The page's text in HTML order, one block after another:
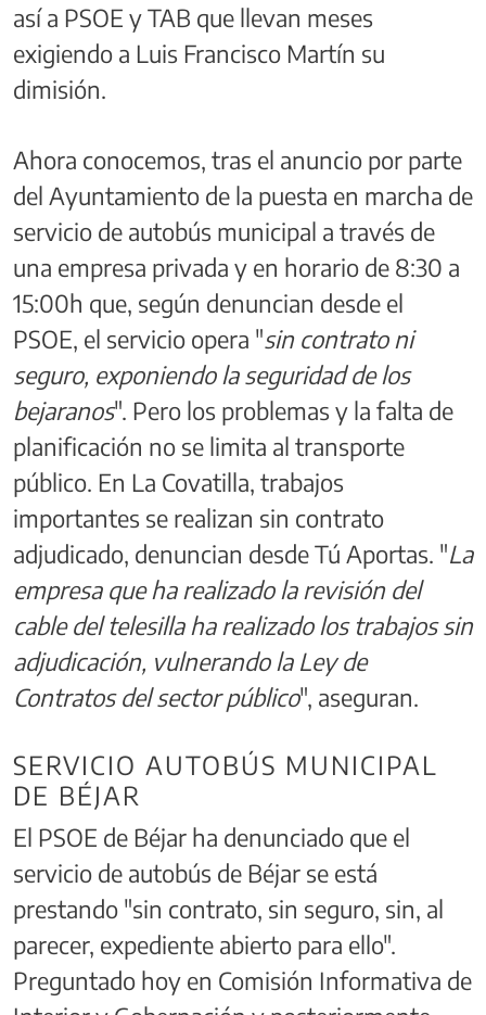
así a PSOE y TAB que llevan meses
exigiendo a Luis Francisco Martín su
dimisión.
Ahora conocemos, tras el anuncio por parte
del Ayuntamiento de la puesta en marcha de
servicio de autobús municipal a través de
una empresa privada y en horario de 8:30 a
15:00h que, según denuncian desde el
PSOE, el servicio opera "sin contrato ni
seguro, exponiendo la seguridad de los
bejaranos". Pero los problemas y la falta de
planificación no se limita al transporte
público. En La Covatilla, trabajos
importantes se realizan sin contrato
adjudicado, denuncian desde Tú Aportas. "La
empresa que ha realizado la revisión del
cable del telesilla ha realizado los trabajos sin
adjudicación, vulnerando la Ley de
Contratos del sector público", aseguran.
SERVICIO AUTOBÚS MUNICIPAL
DE BÉJAR
El PSOE de Béjar ha denunciado que el
servicio de autobús de Béjar se está
prestando "sin contrato, sin seguro, sin, al
parecer, expediente abierto para ello".
Preguntado hoy en Comisión Informativa de